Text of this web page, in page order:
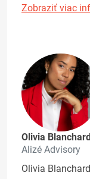
Zobraziť viac
Olivia
Alizé Advisory
Olivia